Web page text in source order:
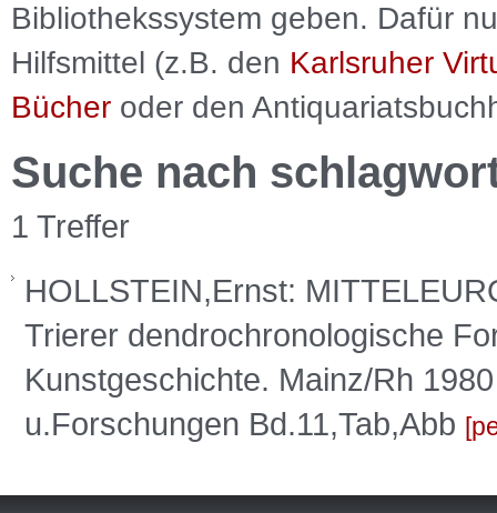
Bibliothekssystem geben. Dafür
Hilfsmittel (z.B. den Karlsruher
Bücher oder den
Suche nach
1 Treffer
HOLLSTEIN,Ernst:
Trierer dendrochronologische
Kunstgeschichte. Mainz/Rh
u.Forschungen Bd.11,Tab,Abb